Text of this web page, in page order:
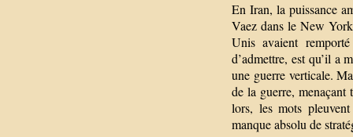
En Iran, la puissance
Vaez dans le New
Unis avaient
d’admettre, est qu’il a
une guerre verticale.
de la guerre, menaçant
lors, les mots
manque absolu de